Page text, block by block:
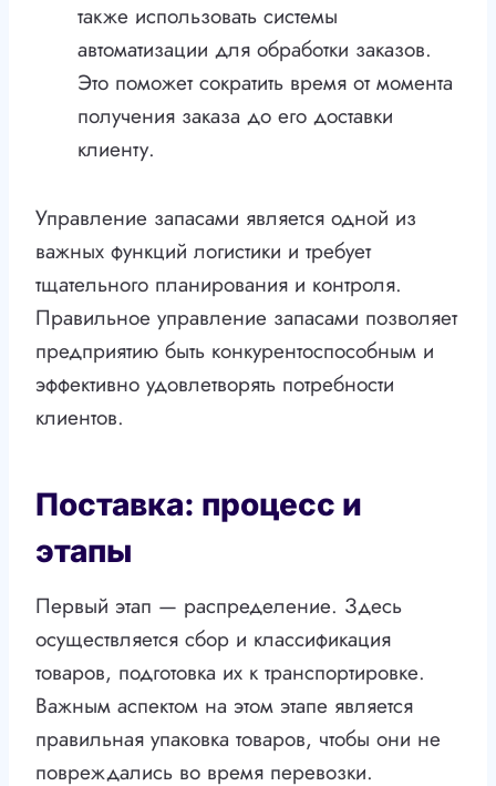
также использовать системы
автоматизации для обработки заказов.
Это поможет сократить время от момента
получения заказа до его доставки
клиенту.
Управление запасами является одной из
важных функций логистики и требует
тщательного планирования и контроля.
Правильное управление запасами позволяет
предприятию быть конкурентоспособным и
эффективно удовлетворять потребности
клиентов.
Поставка: процесс и
этапы
Первый этап — распределение. Здесь
осуществляется сбор и классификация
товаров, подготовка их к транспортировке.
Важным аспектом на этом этапе является
правильная упаковка товаров, чтобы они не
повреждались во время перевозки.